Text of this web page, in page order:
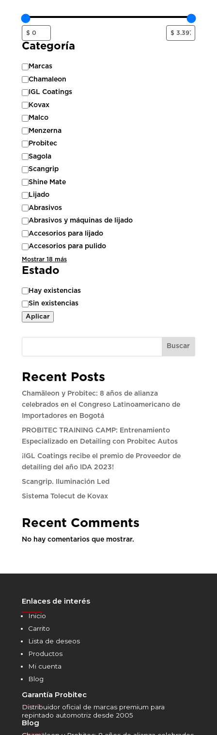
Categoría
Categoría
Marcas
Chamaleon
IGL Coatings
Kovax
Malco
Menzerna
Probitec
Sagola
Scangrip
Shine Mate
Lijado
Abrasivos
Abrasivos y máquinas de lijado
Accesorios para lijado
Accesorios para pulido
Mostrar 18 más
Estado
Estado
Hay existencias
Sin existencias
Aplicar
Buscar
Recent Posts
Chamäleon y Probitec: 8 años de alianza
celebrados en el Congreso Latinoamericano de
Importadores en Bogotá
PROBITEC TRAINING CAMP: Entrenamiento
Especializado en Detailing con Probitec Autos
¡IGL Coatings recibe el premio de Proveedor de
detailing del año IDA 2023!
Scangrip. Iluminación Led
Sistema Tolecut de Kovax
Recent Comments
No hay comentarios que mostrar.
Enlaces de interés
Inicio
Carrito
Lista de deseos
Productos
Mi cuenta
Blog
Garantía Probitec
______
Distribuidor oficial de marcas premium para
repintado automotriz desde 2005
Blog
______